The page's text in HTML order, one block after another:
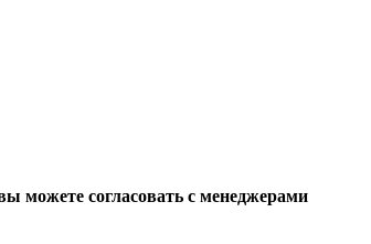
можете согласовать с менеджерами